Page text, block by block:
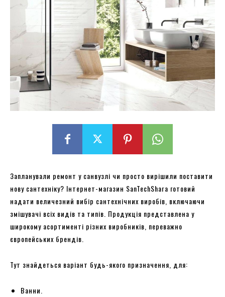
Запланували ремонт у санвузлі чи просто вирішили поставити
нову сантехніку? Інтернет-магазин SanTechShara готовий
надати величезний вибір сантехнічних виробів, включаючи
змішувачі всіх видів та типів. Продукція представлена ​​у
широкому асортименті різних виробників, переважно
європейських брендів.
Тут знайдеться варіант будь-якого призначення, для:
Ванни.